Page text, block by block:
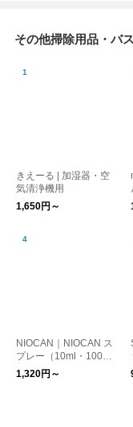
その他掃除用品・バ
きえーる | 加湿器・空
気清浄機用
1,650円～
NIOCAN｜NIOCAN ス
プレー（10ml・100m
l・500ml・詰め替え1
000ml）
1,320円～